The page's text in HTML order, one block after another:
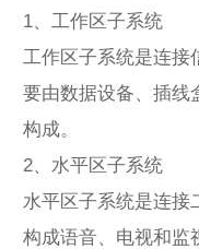
1、工作区子系统
工作区子系统是连接
要由数据设备、插线
构成。
2、水平区子系统
水平区子系统是连接
构成语音、电视和监